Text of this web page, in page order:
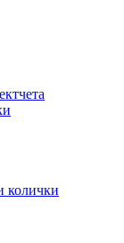
колички